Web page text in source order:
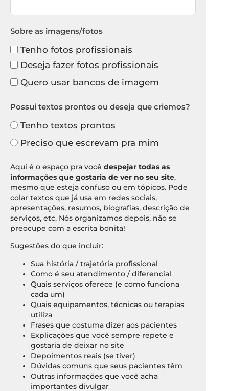
Sobre as imagens/fotos
Tenho fotos profissionais
Deseja fazer fotos profissionais
Quero usar bancos de imagem
Possui textos prontos ou deseja que criemos?
Tenho textos prontos
Preciso que escrevam pra mim
Aqui é o espaço pra você despejar todas as
informações que gostaria de ver no seu site,
mesmo que esteja confuso ou em tópicos. Pode
colar textos que já usa em redes sociais,
apresentações, resumos, biografias, descrição de
serviços, etc. Nós organizamos depois, não se
preocupe com a escrita bonita!
Sugestões do que incluir:
Sua história / trajetória profissional
Como é seu atendimento / diferencial
Quais serviços oferece (e como funciona
cada um)
Quais equipamentos, técnicas ou terapias
utiliza
Frases que costuma dizer aos pacientes
Explicações que você sempre repete e
gostaria de deixar no site
Depoimentos reais (se tiver)
Dúvidas comuns que seus pacientes têm
Outras informações que você acha
importantes divulgar